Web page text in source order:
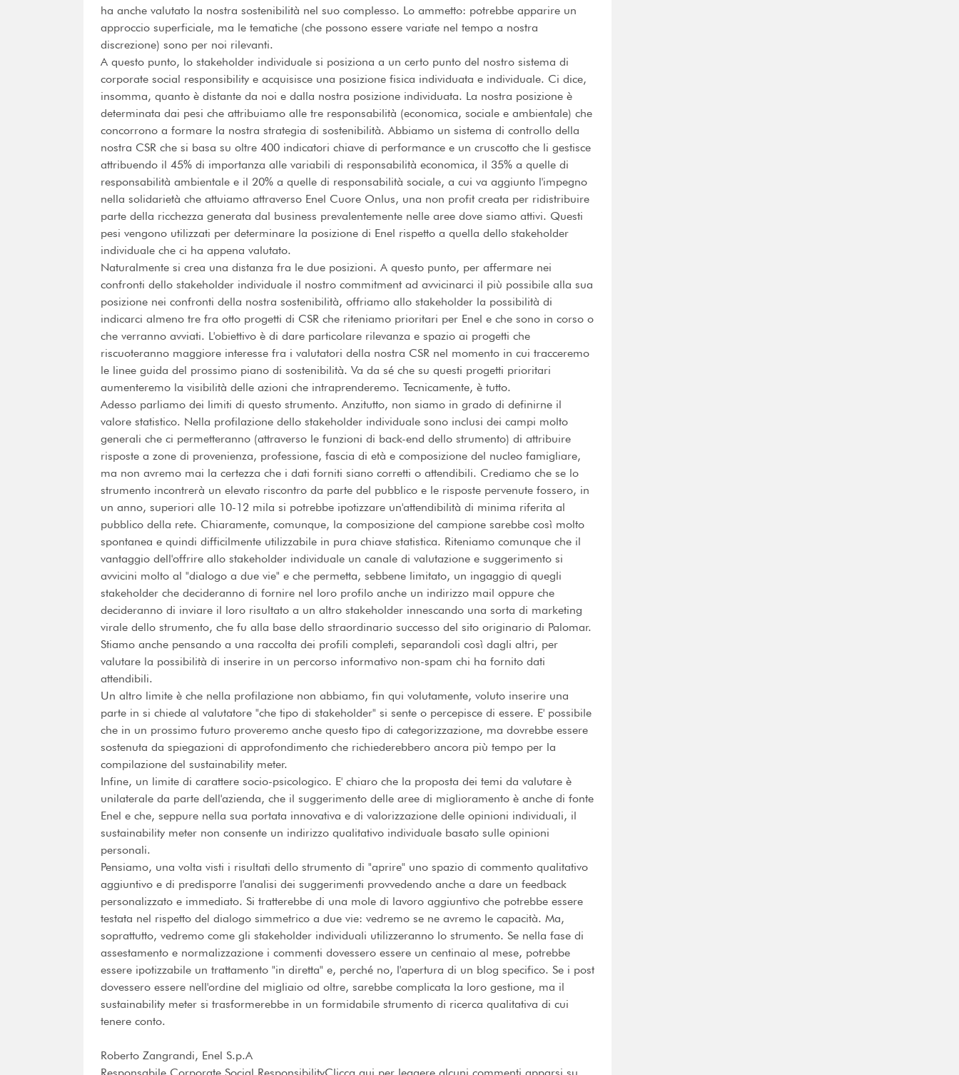
ha anche valutato la nostra sostenibilità nel suo complesso. Lo ammetto: potrebbe apparire un
approccio superficiale, ma le tematiche (che possono essere variate nel tempo a nostra
discrezione) sono per noi rilevanti.
A questo punto, lo stakeholder individuale si posiziona a un certo punto del nostro sistema di
corporate social responsibility e acquisisce una posizione fisica individuata e individuale. Ci dice,
insomma, quanto è distante da noi e dalla nostra posizione individuata. La nostra posizione è
determinata dai pesi che attribuiamo alle tre responsabilità (economica, sociale e ambientale) che
concorrono a formare la nostra strategia di sostenibilità. Abbiamo un sistema di controllo della
nostra CSR che si basa su oltre 400 indicatori chiave di performance e un cruscotto che li gestisce
attribuendo il 45% di importanza alle variabili di responsabilità economica, il 35% a quelle di
responsabilità ambientale e il 20% a quelle di responsabilità sociale, a cui va aggiunto l'impegno
nella solidarietà che attuiamo attraverso Enel Cuore Onlus, una non profit creata per ridistribuire
parte della ricchezza generata dal business prevalentemente nelle aree dove siamo attivi. Questi
pesi vengono utilizzati per determinare la posizione di Enel rispetto a quella dello stakeholder
individuale che ci ha appena valutato.
Naturalmente si crea una distanza fra le due posizioni. A questo punto, per affermare nei
confronti dello stakeholder individuale il nostro commitment ad avvicinarci il più possibile alla sua
posizione nei confronti della nostra sostenibilità, offriamo allo stakeholder la possibilità di
indicarci almeno tre fra otto progetti di CSR che riteniamo prioritari per Enel e che sono in corso o
che verranno avviati. L'obiettivo è di dare particolare rilevanza e spazio ai progetti che
riscuoteranno maggiore interesse fra i valutatori della nostra CSR nel momento in cui tracceremo
le linee guida del prossimo piano di sostenibilità. Va da sé che su questi progetti prioritari
aumenteremo la visibilità delle azioni che intraprenderemo. Tecnicamente, è tutto.
Adesso parliamo dei limiti di questo strumento. Anzitutto, non siamo in grado di definirne il
valore statistico. Nella profilazione dello stakeholder individuale sono inclusi dei campi molto
generali che ci permetteranno (attraverso le funzioni di back-end dello strumento) di attribuire
risposte a zone di provenienza, professione, fascia di età e composizione del nucleo famigliare,
ma non avremo mai la certezza che i dati forniti siano corretti o attendibili. Crediamo che se lo
strumento incontrerà un elevato riscontro da parte del pubblico e le risposte pervenute fossero, in
un anno, superiori alle 10-12 mila si potrebbe ipotizzare un'attendibilità di minima riferita al
pubblico della rete. Chiaramente, comunque, la composizione del campione sarebbe così molto
spontanea e quindi difficilmente utilizzabile in pura chiave statistica. Riteniamo comunque che il
vantaggio dell'offrire allo stakeholder individuale un canale di valutazione e suggerimento si
avvicini molto al "dialogo a due vie" e che permetta, sebbene limitato, un ingaggio di quegli
stakeholder che decideranno di fornire nel loro profilo anche un indirizzo mail oppure che
decideranno di inviare il loro risultato a un altro stakeholder innescando una sorta di marketing
virale dello strumento, che fu alla base dello straordinario successo del sito originario di Palomar.
Stiamo anche pensando a una raccolta dei profili completi, separandoli così dagli altri, per
valutare la possibilità di inserire in un percorso informativo non-spam chi ha fornito dati
attendibili.
Un altro limite è che nella profilazione non abbiamo, fin qui volutamente, voluto inserire una
parte in si chiede al valutatore "che tipo di stakeholder" si sente o percepisce di essere. E' possibile
che in un prossimo futuro proveremo anche questo tipo di categorizzazione, ma dovrebbe essere
sostenuta da spiegazioni di approfondimento che richiederebbero ancora più tempo per la
compilazione del sustainability meter.
Infine, un limite di carattere socio-psicologico. E' chiaro che la proposta dei temi da valutare è
unilaterale da parte dell'azienda, che il suggerimento delle aree di miglioramento è anche di fonte
Enel e che, seppure nella sua portata innovativa e di valorizzazione delle opinioni individuali, il
sustainability meter non consente un indirizzo qualitativo individuale basato sulle opinioni
personali.
Pensiamo, una volta visti i risultati dello strumento di "aprire" uno spazio di commento qualitativo
aggiuntivo e di predisporre l'analisi dei suggerimenti provvedendo anche a dare un feedback
personalizzato e immediato. Si tratterebbe di una mole di lavoro aggiuntivo che potrebbe essere
testata nel rispetto del dialogo simmetrico a due vie: vedremo se ne avremo le capacità. Ma,
soprattutto, vedremo come gli stakeholder individuali utilizzeranno lo strumento. Se nella fase di
assestamento e normalizzazione i commenti dovessero essere un centinaio al mese, potrebbe
essere ipotizzabile un trattamento "in diretta" e, perché no, l'apertura di un blog specifico. Se i post
dovessero essere nell'ordine del migliaio od oltre, sarebbe complicata la loro gestione, ma il
sustainability meter si trasformerebbe in un formidabile strumento di ricerca qualitativa di cui
tenere conto.
Roberto Zangrandi, Enel S.p.A